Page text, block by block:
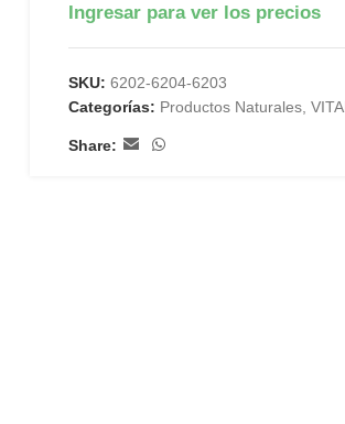
Ingresar para ver los precios
SKU: 6202-6204-6203
Categorías: Productos Naturales,
Share: